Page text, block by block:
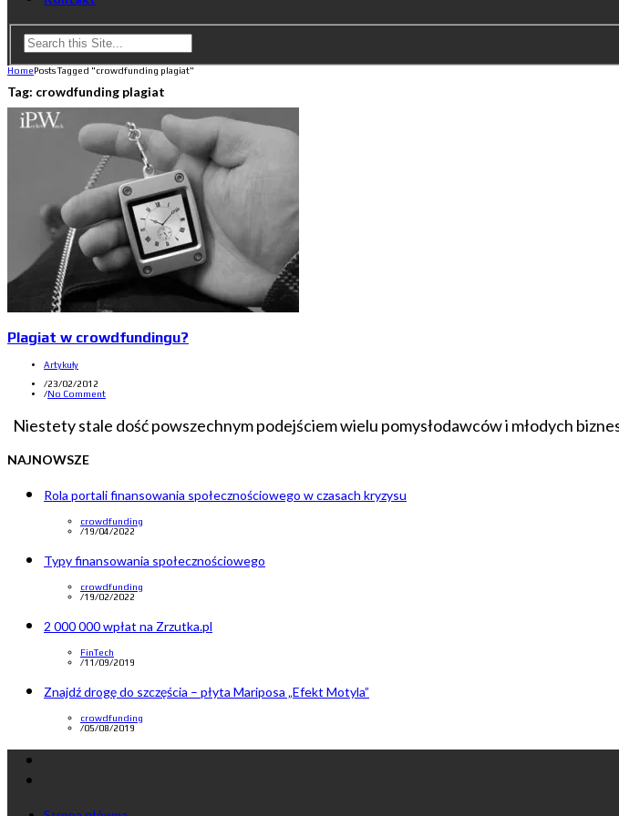
HomePosts Tagged "crowdfunding plagiat"
Tag: crowdfunding plagiat
Plagiat w crowdfundingu?
Artykuły
/23/02/2012
/No Comment
Niestety stale dość powszechnym podejściem wielu pomysłodawców i młodych
NAJNOWSZE
Rola portali finansowania społecznościowego w czasach kryzysu
crowdfunding
/19/04/2022
Typy finansowania społecznościowego
crowdfunding
/19/02/2022
2 000 000 wpłat na Zrzutka.pl
FinTech
/11/09/2019
Znajdź drogę do szczęścia – płyta Mariposa „Efekt Motyla”
crowdfunding
/05/08/2019